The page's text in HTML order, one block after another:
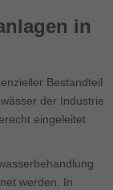
in
Bestandteil
der Industrie
eingeleitet
werden. In